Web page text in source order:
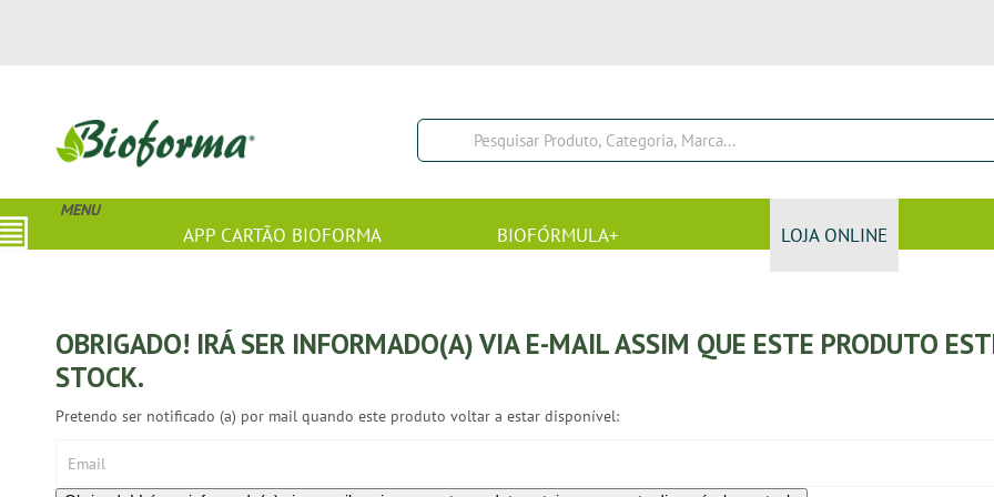
MENU
APP CARTÃO BIOFORMA BIOFÓRMULA+ LOJA ONLINE
OBRIGADO! IRÁ SER INFORMADO(A) VIA E-MAIL ASSIM QUE ESTE PRODUTO
STOCK.
Pretendo ser notificado (a) por mail quando este produto voltar a estar disponível: